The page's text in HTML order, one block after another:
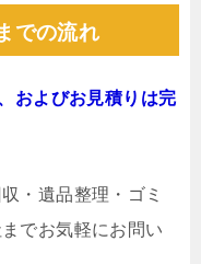
での流れ
およびお見積りは完
・遺品整理・ゴミ
でお気軽にお問い